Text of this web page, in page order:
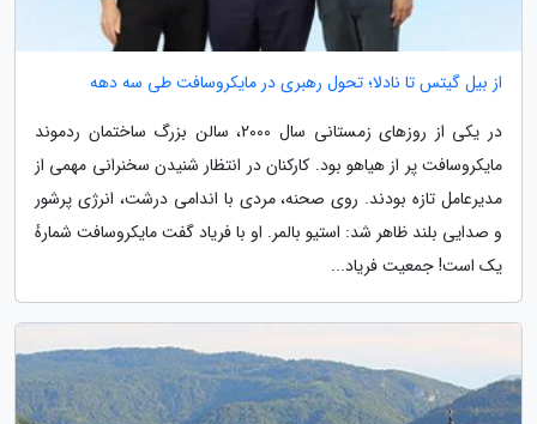
از بیل گیتس تا نادلا؛ تحول رهبری در مایکروسافت طی سه دهه
در یکی از روزهای زمستانی سال 2000، سالن بزرگ ساختمان ردموند
مایکروسافت پر از هیاهو بود. کارکنان در انتظار شنیدن سخنرانی مهمی از
مدیرعامل تازه بودند. روی صحنه، مردی با اندامی درشت، انرژی پرشور
و صدایی بلند ظاهر شد: استیو بالمر. او با فریاد گفت مایکروسافت شمارهٔ
یک است! جمعیت فریاد...